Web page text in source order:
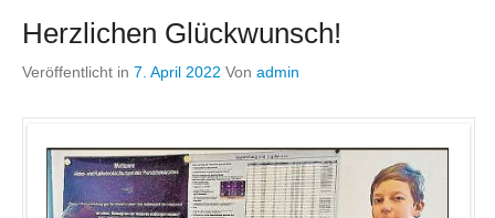
Herzlichen Glückwunsch!
Veröffentlicht in 7. April 2022 Von admin